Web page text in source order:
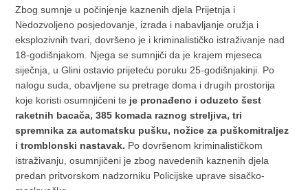
Zbog sumnje u počinjenje kaznenih djela Prijetnja i
Nedozvoljeno posjedovanje, izrada i nabavljanje oružja i
eksplozivnih tvari, dovršeno je i kriminalističko istraživanje nad
18-godišnjakom. Njega se sumnjiči da je krajem mjeseca
siječnja, u Glini ostavio prijeteću poruku 25-godišnjakinji. Po
nalogu suda, obavljene su pretrage doma i drugih prostorija
koje koristi osumnjičeni te je pronađeno i oduzeto šest
raketnih bacača, 385 komada raznog streljiva, tri
spremnika za automatsku pušku, nožice za puškomitraljez
i tromblonski nastavak. Po dovršenom kriminalističkom
istraživanju, osumnjičeni je zbog navedenih kaznenih djela
predan pritvorskom nadzorniku Policijske uprave sisačko-